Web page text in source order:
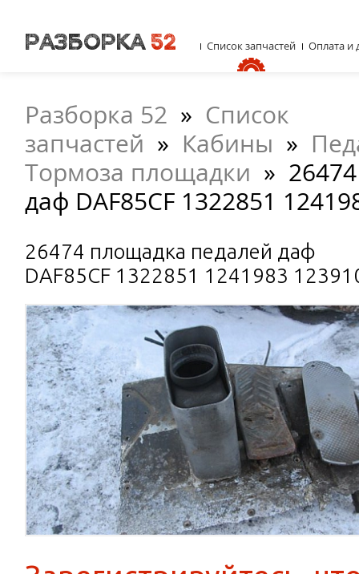
Разборка 52 » Список
запчастей » Кабины »
Тормоза площадки »
даф DAF85CF 1322851
26474 площадка педалей даф
DAF85CF 1322851 1241983
Список запчастей Оплата и